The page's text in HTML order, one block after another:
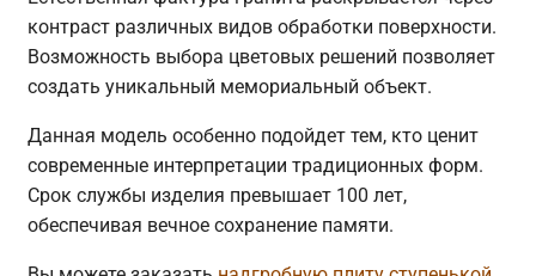
контраст различных видов обработки поверхности.
Возможность выбора цветовых решений позволяет
создать уникальный мемориальный объект.
Данная модель особенно подойдет тем, кто ценит
современные интерпретации традиционных форм.
Срок службы изделия превышает 100 лет,
обеспечивая вечное сохранение памяти.